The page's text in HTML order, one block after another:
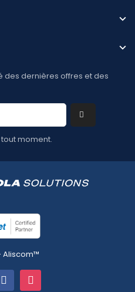
des dernières offres et des
moment.
Aliscom™